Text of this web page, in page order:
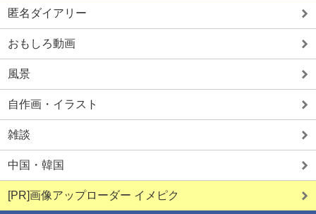
匿名ダイアリー
おもしろ動画
風景
自作画・イラスト
雑談
中国・韓国
[PR]画像アップローダー イメピク